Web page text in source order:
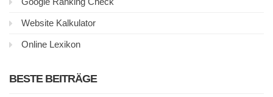
Website Kalkulator
Online Lexikon
BESTE BEITRÄGE